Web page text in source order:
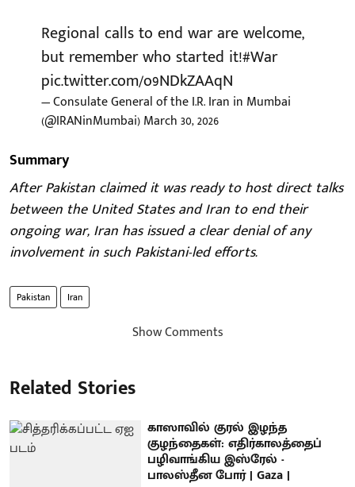
Regional calls to end war are welcome,
but remember who started it!#War
pic.twitter.com/o9NDkZAAqN
— Consulate General of the I.R. Iran in Mumbai
(@IRANinMumbai)March 30, 2026
Summary
After Pakistan claimed it was ready to host direct talks
between the United States and Iran to end their
ongoing war, Iran has issued a clear denial of any
involvement in such Pakistani-led efforts.
Pakistan Iran
Show Comments
Related Stories
காஸாவில் குரல் இழந்த
குழந்தைகள்: எதிர்காலத்தைப்
பழிவாங்கிய இஸ்ரேல் -
பாலஸ்தீன போர் | Gaza |